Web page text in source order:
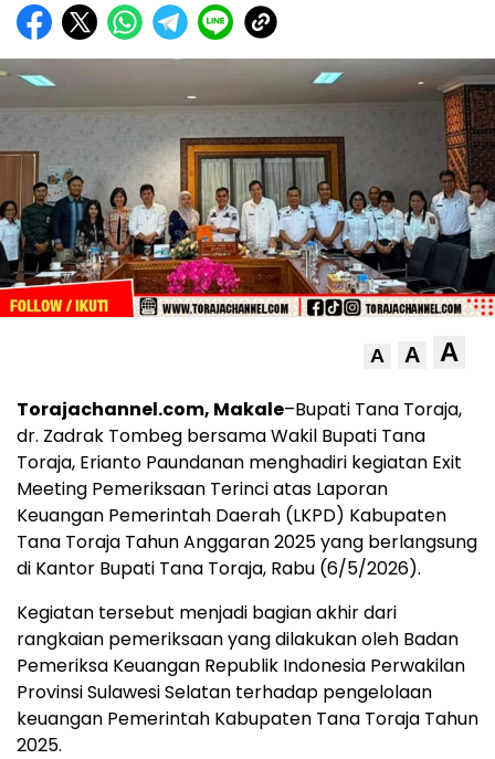
A A A
Torajachannel.com, Makale–Bupati Tana Toraja,
dr. Zadrak Tombeg bersama Wakil Bupati Tana
Toraja, Erianto Paundanan menghadiri kegiatan Exit
Meeting Pemeriksaan Terinci atas Laporan
Keuangan Pemerintah Daerah (LKPD) Kabupaten
Tana Toraja Tahun Anggaran 2025 yang berlangsung
di Kantor Bupati Tana Toraja, Rabu (6/5/2026).
Kegiatan tersebut menjadi bagian akhir dari
rangkaian pemeriksaan yang dilakukan oleh Badan
Pemeriksa Keuangan Republik Indonesia Perwakilan
ProvinsiSulawesi Selatan terhadap pengelolaan
keuangan Pemerintah Kabupaten Tana Toraja Tahun
2025.